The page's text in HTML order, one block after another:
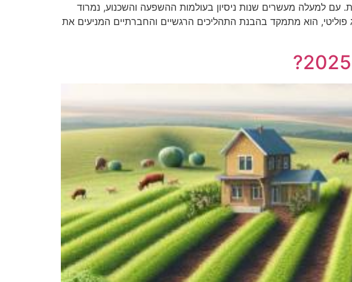
עם למעלה מעשרים שנות ניסיון בעולמות ההשפעה והשכנוע, נמרוד
הוא מתמקד בהבנת התהליכים הרגשיים והחברתיים המניעים את